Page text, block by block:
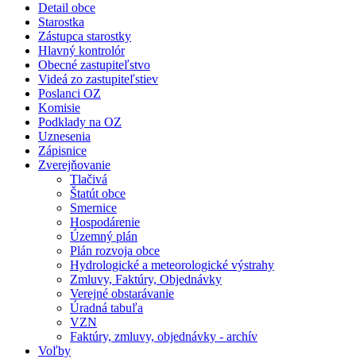
Detail obce
Starostka
Zástupca starostky
Hlavný kontrolór
Obecné zastupiteľstvo
Videá zo zastupiteľstiev
Poslanci OZ
Komisie
Podklady na OZ
Uznesenia
Zápisnice
Zverejňovanie
Tlačivá
Štatút obce
Smernice
Hospodárenie
Územný plán
Plán rozvoja obce
Hydrologické a meteorologické výstrahy
Zmluvy, Faktúry, Objednávky
Verejné obstarávanie
Úradná tabuľa
VZN
Faktúry, zmluvy, objednávky - archív
Voľby